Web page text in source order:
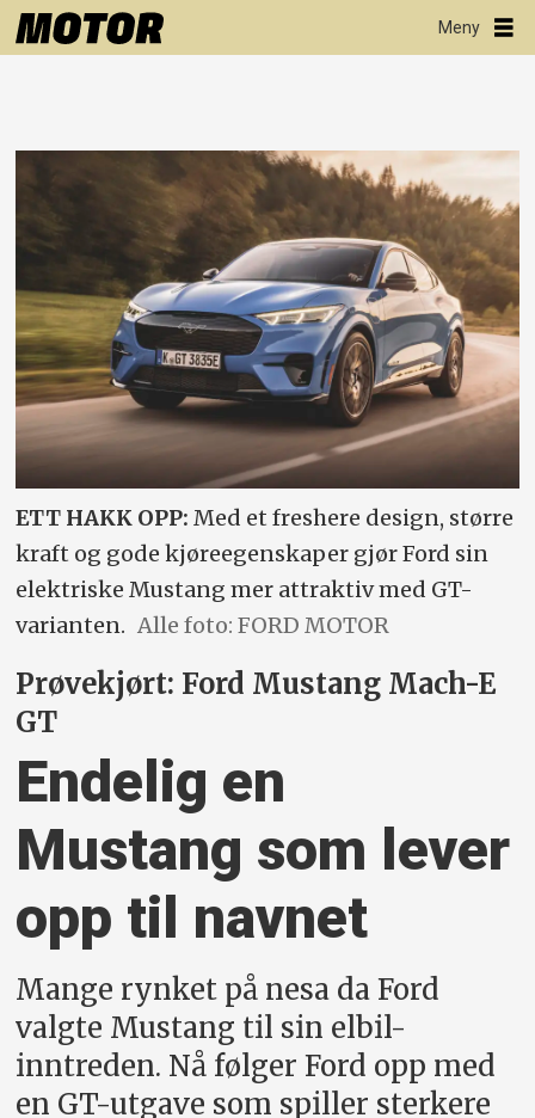
ETT HAKK OPP: Med et freshere design, større
kraft og gode kjøreegenskaper gjør Ford sin
elektriske Mustang mer attraktiv med GT-
varianten. Alle foto: FORD MOTOR
Prøvekjørt: Ford Mustang Mach-E
GT
Endelig en
Mustang som lever
opp til navnet
Mange rynket på nesa da Ford
valgte Mustang til sin elbil-
inntreden. Nå følger Ford opp med
en GT-utgave som spiller sterkere